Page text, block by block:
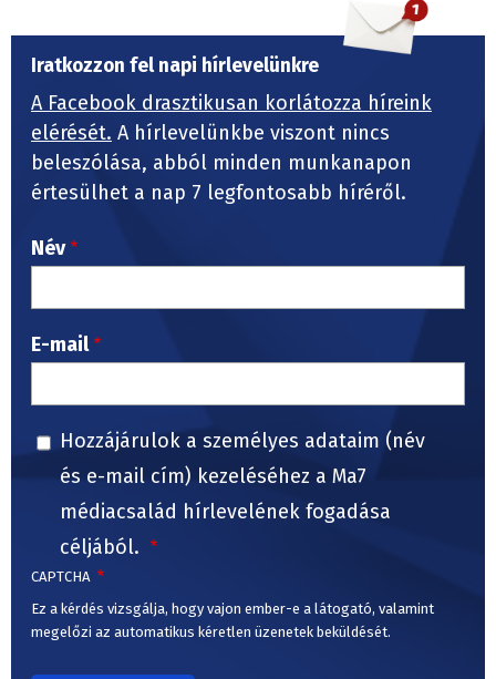
Iratkozzon fel napi hírlevelünkre
A Facebook drasztikusan korlátozza híreink
elérését. A hírlevelünkbe viszont nincs
beleszólása, abból minden munkanapon
értesülhet a nap 7 legfontosabb híréről.
Név
E-mail
Hozzájárulok a személyes adataim (név
és e-mail cím) kezeléséhez a Ma7
médiacsalád hírlevelének fogadása
céljából.
CAPTCHA
Ez a kérdés vizsgálja, hogy vajon ember-e a látogató, valamint
megelőzi az automatikus kéretlen üzenetek beküldését.